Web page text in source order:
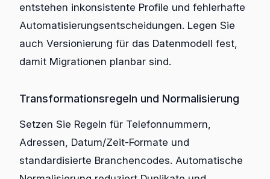
entstehen inkonsistente Profile und fehlerhafte
Automatisierungsentscheidungen. Legen Sie
auch Versionierung für das Datenmodell fest,
damit Migrationen planbar sind.
Transformationsregeln und Normalisierung
Setzen Sie Regeln für Telefonnummern,
Adressen, Datum/Zeit-Formate und
standardisierte Branchencodes. Automatische